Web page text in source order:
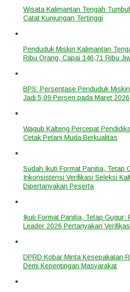
Wisata Kalimantan Tengah
Catat Kunjungan Tertinggi
Penduduk Miskin Kalimantan
Ribu Orang, Capai 146,71 Ribu
BPS: Persentase Penduduk
Jadi 5,09 Persen pada Maret 2026
Wagub Kalteng Percepat
Cetak Petani Muda Berkualitas
Sudah Ikuti Format Panitia, Tetap
Inkonsistensi Verifikasi Seleksi
Dipertanyakan Peserta
Ikuti Format Panitia, Tetap Gugur:
Leader 2026 Pertanyakan
DPRD Kobar Minta Kesepakatan
Demi Kepentingan Masyarakat